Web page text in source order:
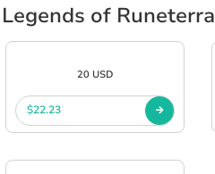
of Runeterra
20 USD
$22.23